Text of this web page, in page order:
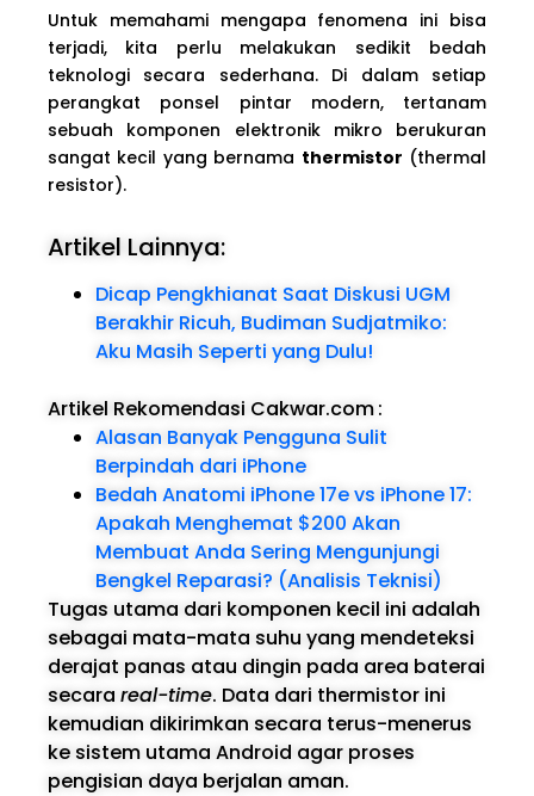
Untuk memahami mengapa fenomena ini bisa
terjadi, kita perlu melakukan sedikit bedah
teknologi secara sederhana. Di dalam setiap
perangkat ponsel pintar modern, tertanam
sebuah komponen elektronik mikro berukuran
sangat kecil yang bernama thermistor (thermal
resistor).
Artikel Lainnya:
Dicap Pengkhianat Saat Diskusi UGM
Berakhir Ricuh, Budiman Sudjatmiko:
Aku Masih Seperti yang Dulu!
Artikel Rekomendasi Cakwar.com:
Alasan Banyak Pengguna Sulit
Berpindah dari iPhone
Bedah Anatomi iPhone 17e vs iPhone 17:
Apakah Menghemat $200 Akan
Membuat Anda Sering Mengunjungi
Bengkel Reparasi? (Analisis Teknisi)
Tugas utama dari komponen kecil ini adalah
sebagai mata-mata suhu yang mendeteksi
derajat panas atau dingin pada area baterai
secara real-time. Data dari thermistor ini
kemudian dikirimkan secara terus-menerus
ke sistem utama Android agar proses
pengisian daya berjalan aman.